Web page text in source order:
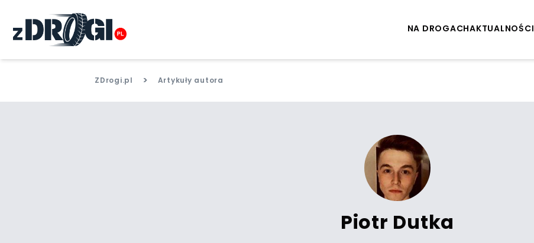
NA DROGACHAKTUALNOŚCI
ZDrogi.pl > Artykuły autora
Piotr Dutka